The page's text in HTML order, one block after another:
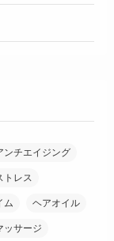
ンチエイジング
トレス
ム ヘアオイル
ッサージ